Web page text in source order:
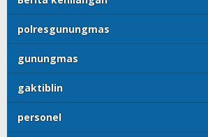
polresgunungmas
gunungmas
gaktiblin
personel